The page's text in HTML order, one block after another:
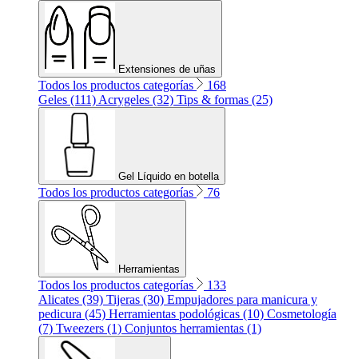
Extensiones de uñas
Todos los productos categorías
168
Geles (111) Acrygeles (32) Tips & formas (25)
Gel Líquido en botella
Todos los productos categorías 76
Herramientas
Todos los productos categorías
133
Alicates (39) Tijeras (30) Empujadores para manicura y
pedicura (45) Herramientas podológicas (10) Cosmetología
(7) Tweezers (1) Conjuntos herramientas (1)